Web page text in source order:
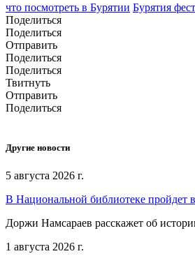
что посмотреть в Бурятии Бурятия
Поделиться
Поделиться
Отправить
Поделиться
Поделиться
Твитнуть
Отправить
Поделиться
Другие новости
5 августа 2026 г.
В Национальной библиотеке пройдет
Доржи Намсараев расскажет об
1 августа 2026 г.